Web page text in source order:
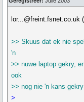
lor...@freint.fsnet.co.uk
>> Skuus dat ek nie
'n
>> nuwe laptop gekry,
ook
>> nog nie 'n kans
>